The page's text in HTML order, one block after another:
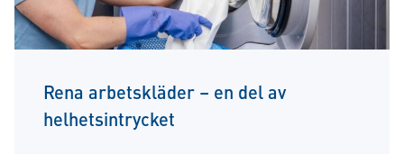
Rena arbetskläder – en del av
helhetsintrycket